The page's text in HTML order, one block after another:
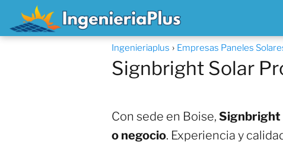
Ingenieriaplus Empresas Paneles
Signbright Solar
Con sede en Boise, Signbright
o negocio. Experiencia y